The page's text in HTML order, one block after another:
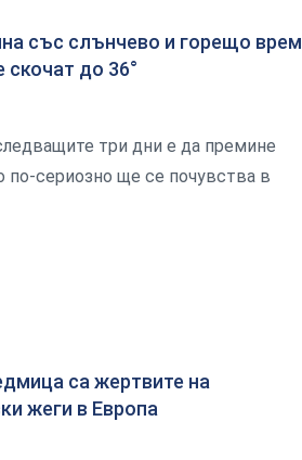
със слънчево и горещо
до 36°
три дни е да премине
по-сериозно ще се почувства в
са жертвите на
жеги в Европа